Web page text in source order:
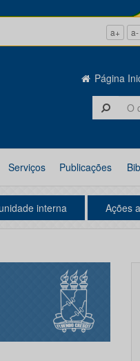
a+ a-
Página
Serviços Publicações
interna Ações